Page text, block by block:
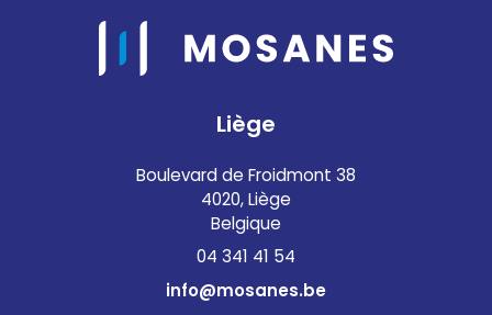
Liège
Boulevard de Froidmont 38
4020, Liège
Belgique
04 341 41 54
info@mosanes.be